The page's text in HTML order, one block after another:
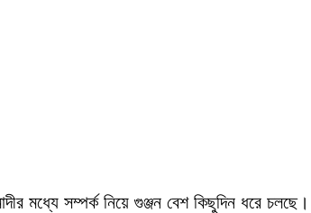
মধ্যে সম্পর্ক নিয়ে গুঞ্জন বেশ কিছুদিন ধরে